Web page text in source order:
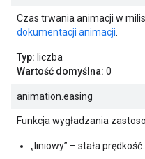
Czas trwania animacji w
dokumentacji animacji
Typ: liczba
Wartość domyślna: 0
animation.easing
Funkcja wygładzania
„liniowy” – stała prędkość.